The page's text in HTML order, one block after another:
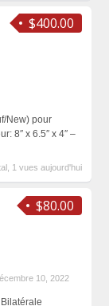
$400.00
New) pour
8″ x 6.5″ x 4″ –
1 vues aujourd'hui
$80.00
10, 2022